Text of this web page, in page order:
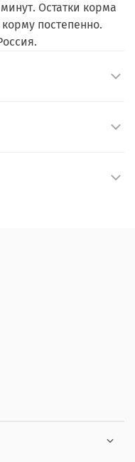
Остатки корма
постепенно.